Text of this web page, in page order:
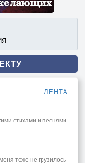
ЛЕНТА
стихами и песнями
тоже не грузилось